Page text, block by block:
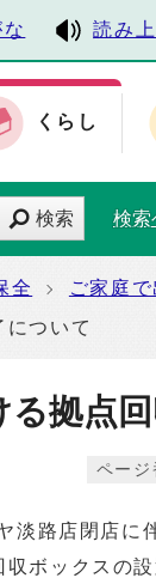
読み
くらし
検索 検索
全 ご家庭
について
拠点
ペー
淡路店閉店に
ボックスの設